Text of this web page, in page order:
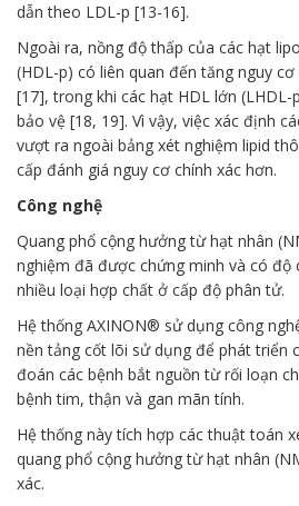
dẫn theo LDL-p [13-16].
Ngoài ra, nồng độ thấp của các hạt
(HDL-p) có liên quan đến tăng nguy
[17], trong khi các hạt HDL lớn
bảo vệ [18, 19]. Vì vậy, việc xác định
vượt ra ngoài bảng xét nghiệm lipid
cấp đánh giá nguy cơ chính xác hơn.
Công nghệ
Quang phổ cộng hưởng từ hạt nhân
nghiệm đã được chứng minh và có độ
nhiều loại hợp chất ở cấp độ phân tử.
Hệ thống AXINON® sử dụng công
nền tảng cốt lõi sử dụng để phát triển
đoán các bệnh bắt nguồn từ rối loạn
bệnh tim, thận và gan mãn tính.
Hệ thống này tích hợp các thuật toán
quang phổ cộng hưởng từ hạt nhân
xác.